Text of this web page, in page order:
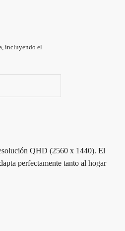
incluyendo el
QHD (2560 x 1440). El
perfectamente tanto al hogar